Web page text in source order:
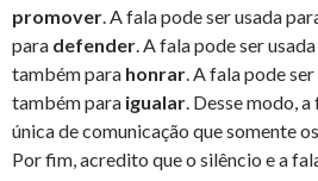
promover. A fala pode ser usada
para defender. A fala pode ser
também para honrar. A fala pode
também para igualar. Desse modo,
única de comunicação que somente
Por fim, acredito que o silêncio e a